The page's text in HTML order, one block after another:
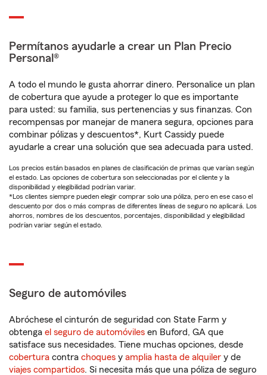
Permítanos ayudarle a crear un Plan Precio
Personal®
A todo el mundo le gusta ahorrar dinero. Personalice un plan
de cobertura que ayude a proteger lo que es importante
para usted: su familia, sus pertenencias y sus finanzas. Con
recompensas por manejar de manera segura, opciones para
combinar pólizas y descuentos*, Kurt Cassidy puede
ayudarle a crear una solución que sea adecuada para usted.
Los precios están basados en planes de clasificación de primas que varían según
el estado. Las opciones de cobertura son seleccionadas por el cliente y la
disponibilidad y elegibilidad podrían variar.
*Los clientes siempre pueden elegir comprar solo una póliza, pero en ese caso el
descuento por dos o más compras de diferentes líneas de seguro no aplicará. Los
ahorros, nombres de los descuentos, porcentajes, disponibilidad y elegibilidad
podrían variar según el estado.
Seguro de automóviles
Abróchese el cinturón de seguridad con State Farm y
obtenga el seguro de automóviles en Buford, GA que
satisface sus necesidades. Tiene muchas opciones, desde
cobertura contra choques y amplia hasta de alquiler y de
viajes compartidos. Si necesita más que una póliza de seguro